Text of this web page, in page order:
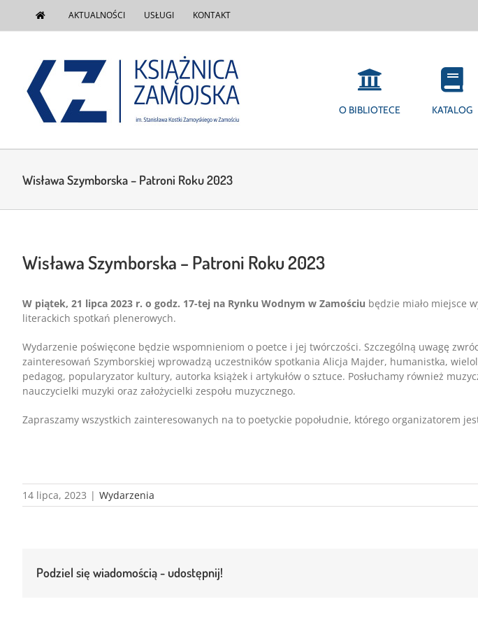
zawartości
AKTUALNOŚCI USŁUGI KONTAKT
O BIBLIOTECE KATALOG
Wisława Szymborska – Patroni Roku 2023
Wisława Szymborska – Patroni Roku 2023
W piątek, 21 lipca 2023 r. o godz. 17-tej na Rynku Wodnym w Zamościu będzie miało miejsce
literackich spotkań plenerowych.
Wydarzenie poświęcone będzie wspomnieniom o poetce i jej twórczości. Szczególną uwagę
zainteresowań Szymborskiej wprowadzą uczestników spotkania Alicja Majder, humanistka,
pedagog, popularyzator kultury, autorka książek i artykułów o sztuce. Posłuchamy również
nauczycielki muzyki oraz założycielki zespołu muzycznego.
Zapraszamy wszystkich zainteresowanych na to poetyckie popołudnie, którego organizatorem
14 lipca, 2023 | Wydarzenia
Podziel się wiadomością - udostępnij!